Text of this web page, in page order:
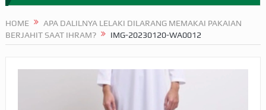
MIMPI YANG DIABAIKAN MENJELANG PERANG BADAR
SEBELUM TIBA SAAT WAJIB?
HAKIKAT NIKMAT DI DUNIA!
HOME
APA DALILNYA LELAKI DILARANG MEMAKAI PAKAIAN
BERJAHIT SAAT IHRAM?
IMG-20230120-WA0012